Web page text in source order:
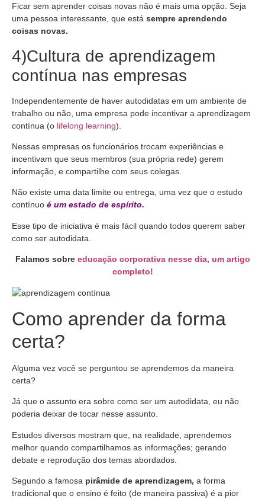
Ficar sem aprender coisas novas não é mais uma opção. Seja
uma pessoa interessante, que está sempre aprendendo
coisas novas.
4)Cultura de aprendizagem
contínua nas empresas
Independentemente de haver autodidatas em um ambiente de
trabalho ou não, uma empresa pode incentivar a aprendizagem
contínua (o lifelong learning).
Nessas empresas os funcionários trocam experiências e
incentivam que seus membros (sua própria rede) gerem
informação, e compartilhe com seus colegas.
Não existe uma data limite ou entrega, uma vez que o estudo
contínuo é um estado de espírito.
Esse tipo de iniciativa é mais fácil quando todos querem saber
como ser autodidata.
Falamos sobre educação corporativa nesse dia, um artigo
completo!
Como aprender da forma
certa?
Alguma vez você se perguntou se aprendemos da maneira
certa?
Já que o assunto era sobre como ser um autodidata, eu não
poderia deixar de tocar nesse assunto.
Estudos diversos mostram que, na realidade, aprendemos
melhor quando compartilhamos as informações; gerando
debate e reprodução dos temas abordados.
Segundo a famosa pirâmide de aprendizagem, a forma
tradicional que o ensino é feito (de maneira passiva) é a pior